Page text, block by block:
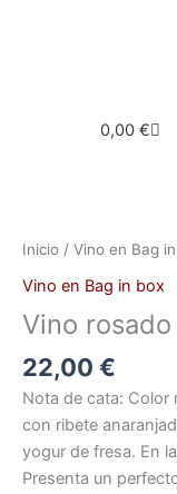
0,00 €Cart
Inicio / Vino en Bag
Vino en Bag in box
Vino rosado
22,00 €
Nota de cata: Color
con ribete
yogur de fresa. En
Presenta un
10L
BAG
IN
cantidad